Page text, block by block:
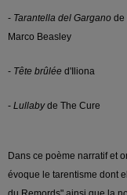
- Tarantella del Gargano de
Marco Beasley
- Tête brûlée d'Iliona
- Lullabyde The Cure
Dans ce poème narratif et
évoque le tarentisme dont